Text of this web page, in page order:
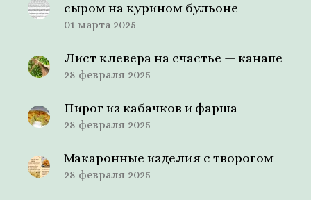
сыром на курином бульоне
01 марта 2025
Лист клевера на счастье — канапе
28 февраля 2025
Пирог из кабачков и фарша
28 февраля 2025
Макаронные изделия с творогом
28 февраля 2025